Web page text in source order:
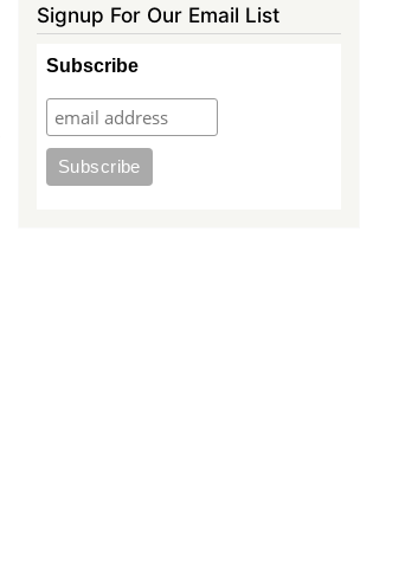
Signup For Our Email List
Subscribe